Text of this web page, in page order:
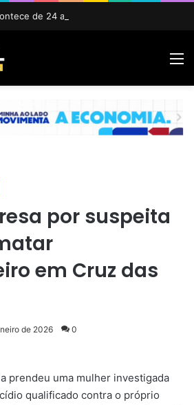
por suspeita
em Cruz das
de 2026 0
prendeu uma mulher investigada
qualificado contra o próprio